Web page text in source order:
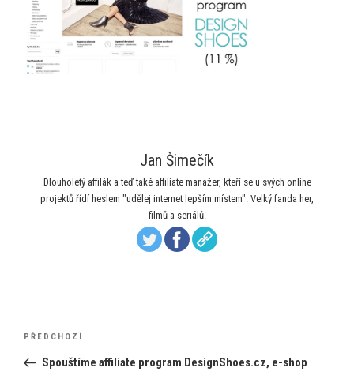
Jan Šimečík
Dlouholetý affilák a teď také affiliate manažer, kteří se u svých online
projektů řídí heslem "udělej internet lepším místem". Velký fanda her,
filmů a seriálů.
Navigace
Předchozí
příspěvek
PŘEDCHOZÍ
Spouštíme affiliate program DesignShoes.cz, e-shop